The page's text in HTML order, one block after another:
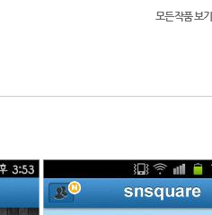
모든작품 보기